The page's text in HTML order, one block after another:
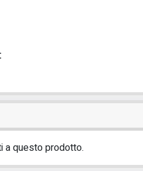
a questo prodotto.